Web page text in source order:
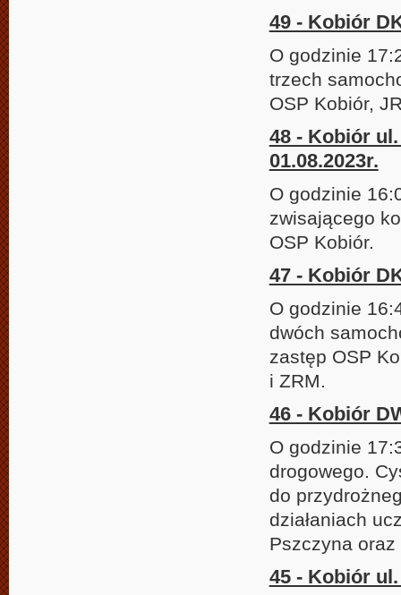
49 - Kobiór
O godzinie
trzech
OSP Kobiór,
48 - Kobiór
01.08.2023r.
O godzinie
zwisającego
OSP Kobiór.
47 - Kobiór
O godzinie
dwóch
zastęp OSP
i ZRM.
46 - Kobiór
O godzinie
drogowego.
do
działaniach
Pszczyna oraz
45 - Kobiór